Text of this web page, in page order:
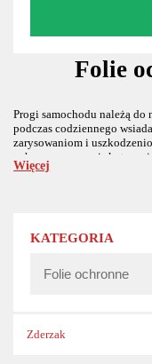
Folie
Progi samochodu należą
podczas codziennego
zarysowaniom i
ochronne na progi
praktycznie niewidoczne i
Więcej
KATEGORIA
Zderzak